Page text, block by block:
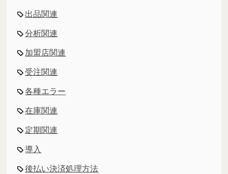
出品関連
分析関連
加盟店関連
受注関連
各種エラー
在庫関連
定期関連
導入
後払い決済処理方法